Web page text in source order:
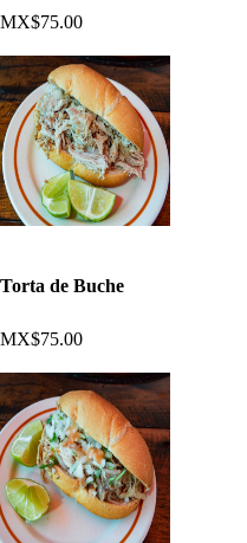
MX$75.00
Torta de Buche
MX$75.00